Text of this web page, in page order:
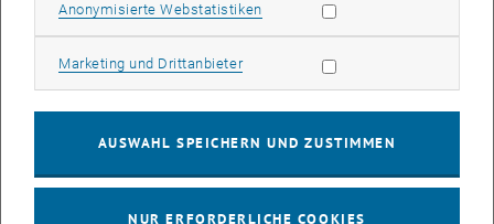
http://www.tuwien.ac.at/vbk
Preisverleihung "Technikerinnen der Zukunft" der TU
Der 25. April ist auch für alle, die beim TU Austria Preis
Anonymisierte WebstatistikenStatistik Cookies zulassen
Marketing und DrittanbieterMarketing Cookies zulassen
AUSWAHL SPEICHERN UND ZUSTIMMEN
NUR ERFORDERLICHE COOKIES